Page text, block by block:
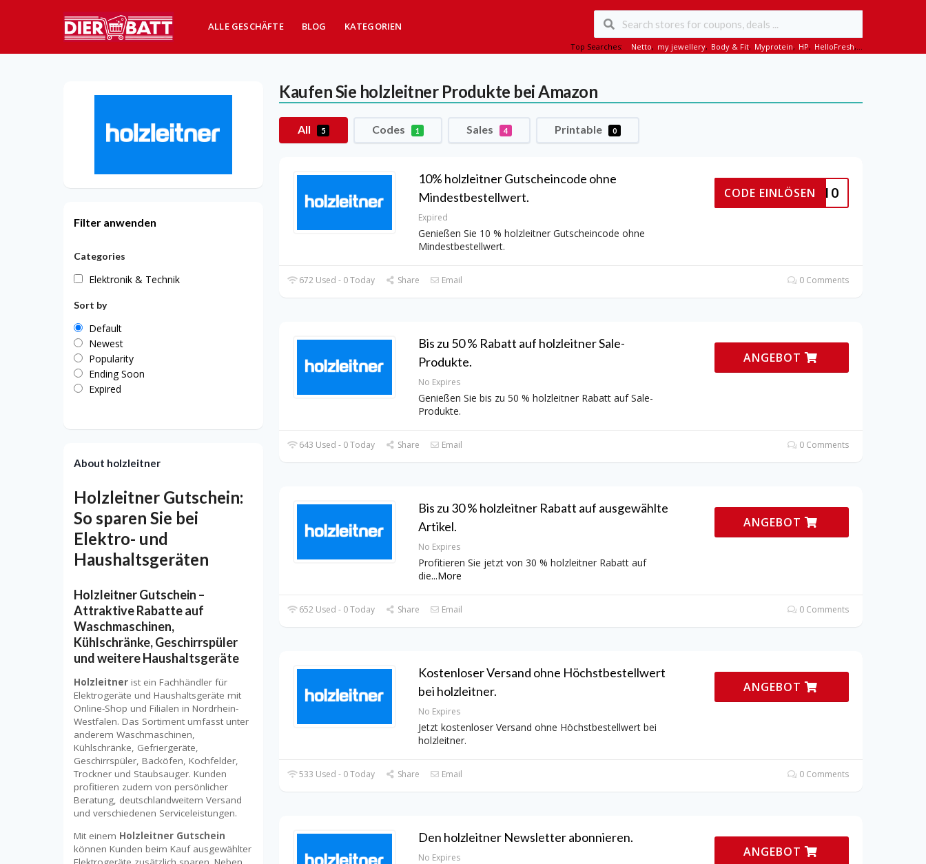
ALLE GESCHÄFTE BLOG KATEGORIEN
Top Searches: Netto, my jewellery, Body & Fit, Myprotein, HP, HelloFresh,...
Kaufen Sie holzleitner Produkte bei Amazon
All 5 Codes 1 Sales 4 Printable 0
10% holzleitner Gutscheincode ohne
Mindestbestellwert.
Expired
Genießen Sie 10 % holzleitner Gutscheincode ohne
Mindestbestellwert.
EITNER10
CODE EINLÖSEN
672 Used - 0 Today Share Email 0 Comments
Bis zu 50 % Rabatt auf holzleitner Sale-
Produkte.
No Expires
Genießen Sie bis zu 50 % holzleitner Rabatt auf Sale-
Produkte.
ANGEBOT
643 Used - 0 Today Share Email 0 Comments
Bis zu 30 % holzleitner Rabatt auf ausgewählte
Artikel.
No Expires
Profitieren Sie jetzt von 30 % holzleitner Rabatt auf
die...More
ANGEBOT
652 Used - 0 Today Share Email 0 Comments
Kostenloser Versand ohne Höchstbestellwert
bei holzleitner.
No Expires
Jetzt kostenloser Versand ohne Höchstbestellwert bei
holzleitner.
ANGEBOT
533 Used - 0 Today Share Email 0 Comments
Den holzleitner Newsletter abonnieren.
No Expires ANGEBOT
Filter anwenden
Categories
Elektronik & Technik
Sort by
Default
Newest
Popularity
Ending Soon
Expired
About holzleitner
Holzleitner Gutschein:
So sparen Sie bei
Elektro- und
Haushaltsgeräten
Holzleitner Gutschein –
Attraktive Rabatte auf
Waschmaschinen,
Kühlschränke, Geschirrspüler
und weitere Haushaltsgeräte
Holzleitner ist ein Fachhändler für
Elektrogeräte und Haushaltsgeräte mit
Online-Shop und Filialen in Nordrhein-
Westfalen. Das Sortiment umfasst unter
anderem Waschmaschinen,
Kühlschränke, Gefriergeräte,
Geschirrspüler, Backöfen, Kochfelder,
Trockner und Staubsauger. Kunden
profitieren zudem von persönlicher
Beratung, deutschlandweitem Versand
und verschiedenen Serviceleistungen.
Mit einem Holzleitner Gutschein
können Kunden beim Kauf ausgewählter